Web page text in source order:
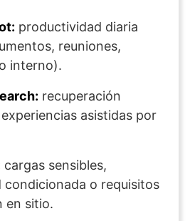
productividad diaria
reuniones,
interno).
recuperación
asistidas por
cargas sensibles,
condicionada o requisitos
en sitio.